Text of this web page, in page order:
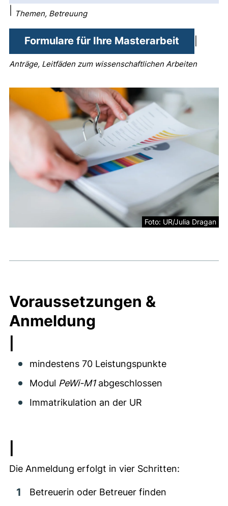
Themen, Betreuung
Formulare für Ihre Masterarbeit
Anträge, Leitfäden zum wissenschaftlichen Arbeiten
Foto: UR/Julia Dragan
Voraussetzungen &
Anmeldung
mindestens 70 Leistungspunkte
Modul PeWi-M1 abgeschlossen
Immatrikulation an der UR
Die Anmeldung erfolgt in vier Schritten:
Betreuerin oder Betreuer finden